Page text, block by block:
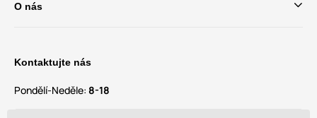
O nás
Kontaktujte nás
Pondělí-Neděle: 8-18